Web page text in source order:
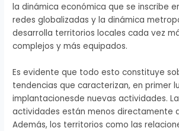
la dinámica económica que se inscribe
redes globalizadas y la dinámica
desarrolla territorios locales cada vez
complejos y más equipados.
Es evidente que todo esto constituye
tendencias que caracterizan, en primer
implantacionesde nuevas actividades.
actividades están menos directamente
Además, los territorios como las